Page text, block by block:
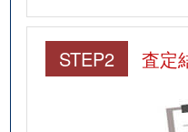
STEP2 査定